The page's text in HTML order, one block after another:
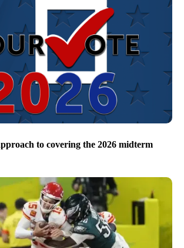
to covering the 2026 midterm